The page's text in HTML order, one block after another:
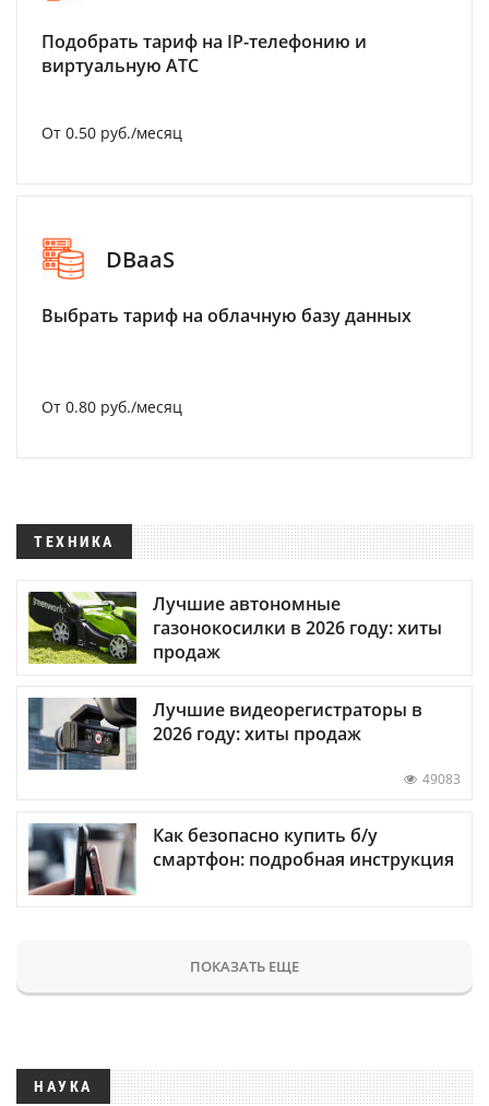
Подобрать тариф на IP-телефонию и
виртуальную АТС
От 0.50 руб./месяц
DBaaS
Выбрать тариф на облачную базу данных
От 0.80 руб./месяц
ТЕХНИКА
Лучшие автономные
газонокосилки в 2026 году: хиты
продаж
Лучшие видеорегистраторы в
2026 году: хиты продаж
49083
Как безопасно купить б/у
смартфон: подробная инструкция
ПОКАЗАТЬ ЕЩЕ
НАУКА